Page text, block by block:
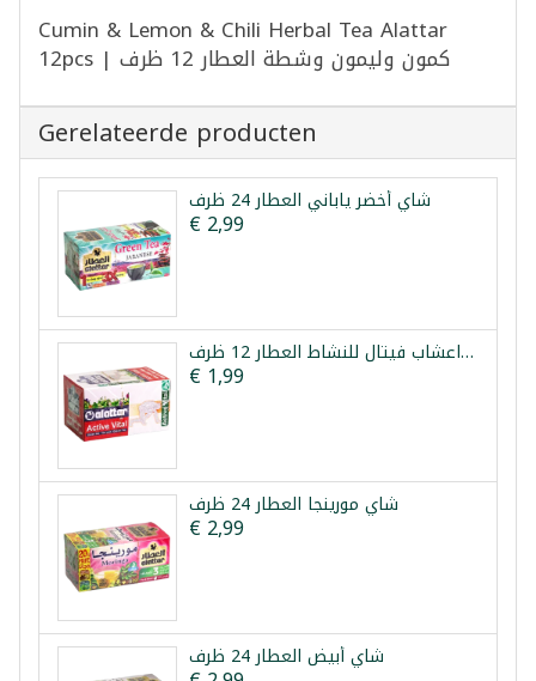
Cumin & Lemon & Chili Herbal Tea Alattar
12pcs | كمون وليمون وشطة العطار 12 ظرف
Gerelateerde producten
شاي أخضر ياباني العطار 24 ظرف
€ 2,99
خلطة اعشاب فيتال للنشاط العطار 12 ظرف
€ 1,99
شاي مورينجا العطار 24 ظرف
€ 2,99
شاي أبيض العطار 24 ظرف